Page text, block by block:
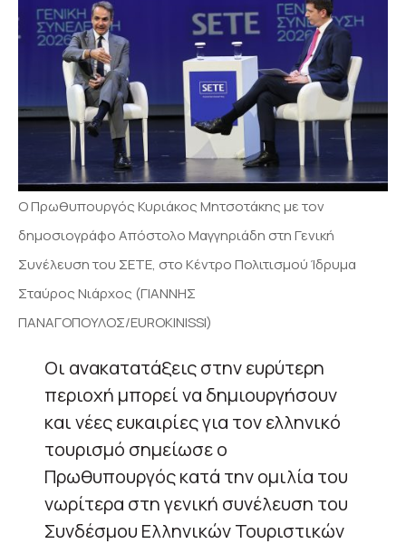
Ο Πρωθυπουργός Κυριάκος Μητσοτάκης με τον
δημοσιογράφο Απόστολο Μαγγηριάδη στη Γενική
Συνέλευση του ΣΕΤΕ, στο Κέντρο Πολιτισμού Ίδρυμα
Σταύρος Νιάρχος (ΓΙΑΝΝΗΣ
ΠΑΝΑΓΟΠΟΥΛΟΣ/EUROKINISSI)
Oι ανακατατάξεις στην ευρύτερη
περιοχή μπορεί να δημιουργήσουν
και νέες ευκαιρίες για τον ελληνικό
τουρισμό σημείωσε ο
Πρωθυπουργός κατά την ομιλία του
νωρίτερα στη γενική συνέλευση του
Συνδέσμου Ελληνικών Τουριστικών